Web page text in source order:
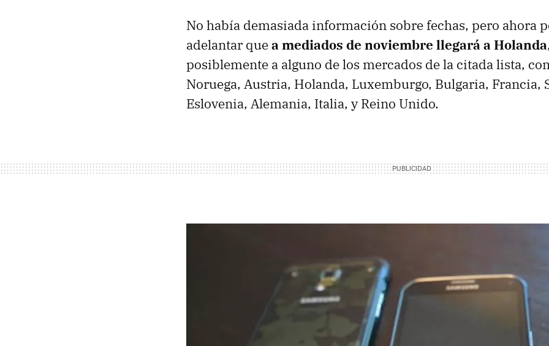
No había demasiada información sobre fechas, pero ahora
adelantar quea mediados de noviembre llegará a Holanda
posiblemente a alguno de los mercados de la citada lista,
Noruega, Austria, Holanda, Luxemburgo, Bulgaria, Francia,
Eslovenia, Alemania, Italia, y Reino Unido.